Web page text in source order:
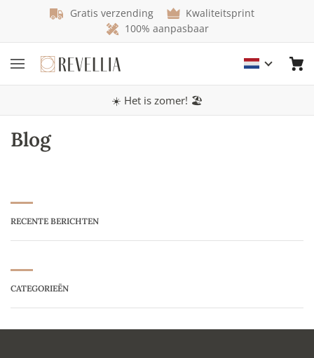
Gratis verzending
Kwaliteitsprint
100% aanpasbaar
☀️ Het is zomer! 🏖️
Blog
RECENTE BERICHTEN
CATEGORIEËN